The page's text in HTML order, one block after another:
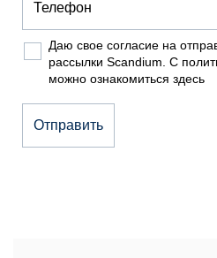
Даю свое согласие на
рассылки Scandium. С
можно ознакомиться здесь